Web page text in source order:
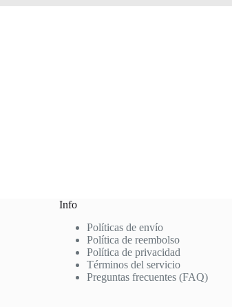
Info
Políticas de envío
Política de reembolso
Política de privacidad
Términos del servicio
Preguntas frecuentes (FAQ)